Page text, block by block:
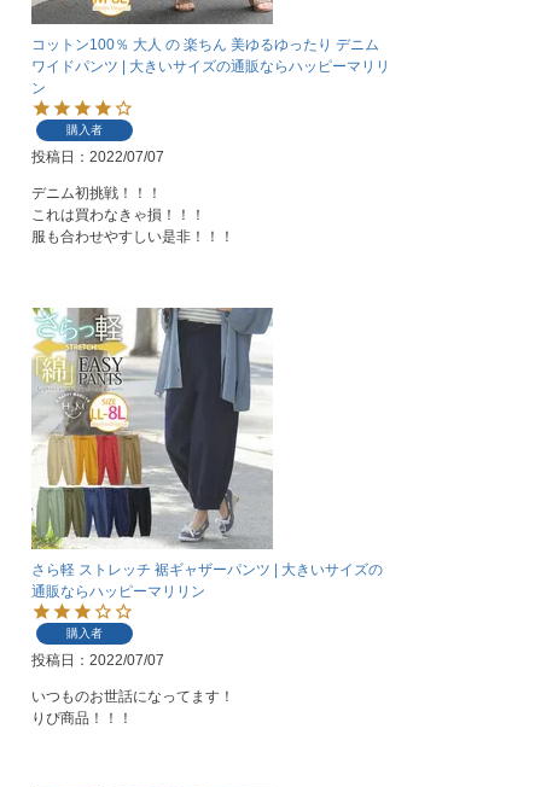
コットン100％ 大人 の 楽ちん 美ゆるゆったり デニム
ワイドパンツ | 大きいサイズの通販ならハッピーマリリ
ン
購入者
投稿日 2022/07/07
デニム初挑戦！！！
これは買わなきゃ損！！！
服も合わせやすしい是非！！！
さら軽 ストレッチ 裾ギャザーパンツ | 大きいサイズの
通販ならハッピーマリリン
購入者
投稿日 2022/07/07
いつものお世話になってます！
りぴ商品！！！